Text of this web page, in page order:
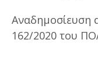
Αναδημοσίευση
162/2020 του